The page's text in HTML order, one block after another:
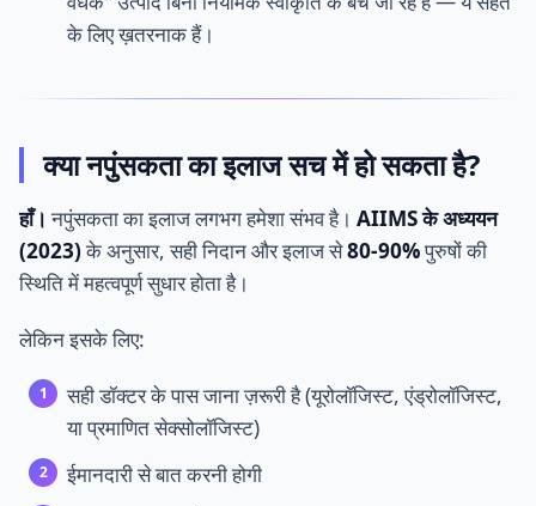
के लिए ख़तरनाक हैं।
क्या नपुंसकता का इलाज सच में हो सकता है?
हाँ। नपुंसकता का इलाज लगभग हमेशा संभव है। AIIMS के अध्ययन
(2023)के अनुसार, सही निदान और इलाज से80-90%पुरुषों की
स्थिति में महत्वपूर्ण सुधार होता है।
लेकिन इसके लिए:
सही डॉक्टर के पास जाना ज़रूरी है (यूरोलॉजिस्ट, एंड्रोलॉजिस्ट,
या प्रमाणित सेक्सोलॉजिस्ट)
ईमानदारी से बात करनी होगी